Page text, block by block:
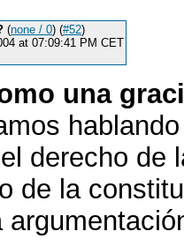
(none / 0) (#52)
at 07:09:41 PM CET
una
derecho de
de la